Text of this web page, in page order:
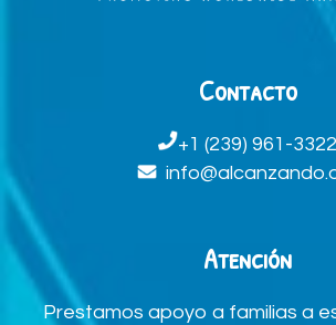
Contacto
+1 (239) 961-3322
Atención
Prestamos apoyo a familias a